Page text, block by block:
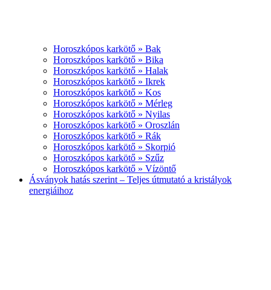
Horoszkópos karkötő » Bak
Horoszkópos karkötő » Bika
Horoszkópos karkötő » Halak
Horoszkópos karkötő » Ikrek
Horoszkópos karkötő » Kos
Horoszkópos karkötő » Mérleg
Horoszkópos karkötő » Nyilas
Horoszkópos karkötő » Oroszlán
Horoszkópos karkötő » Rák
Horoszkópos karkötő » Skorpió
Horoszkópos karkötő » Szűz
Horoszkópos karkötő » Vízöntő
Ásványok hatás szerint – Teljes útmutató a kristályok
energiáihoz